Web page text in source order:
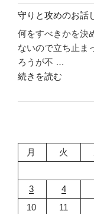
に
つ
い
て"
の
の
お
知
ら
せ"
の
守りと攻めのお話
何をすべきかを決
ないので立ち止ま
ろうが不 …
"守
と
の
お
続きを読む
月
火
3
4
10
11